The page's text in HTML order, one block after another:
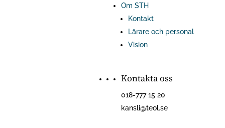
Om STH
Kontakt
Lärare och personal
Vision
Kontakta oss
018-777 15 20
kansli@teol.se